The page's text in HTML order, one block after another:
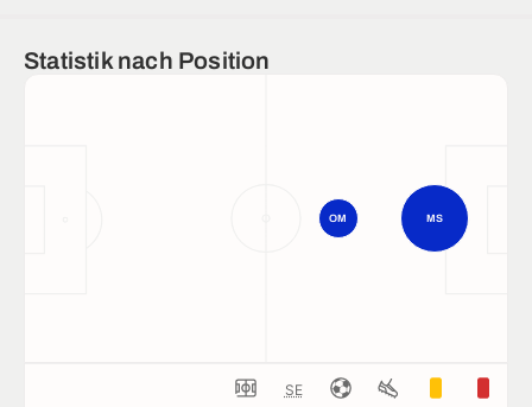
Statistik nach Position
MS
OM
SE